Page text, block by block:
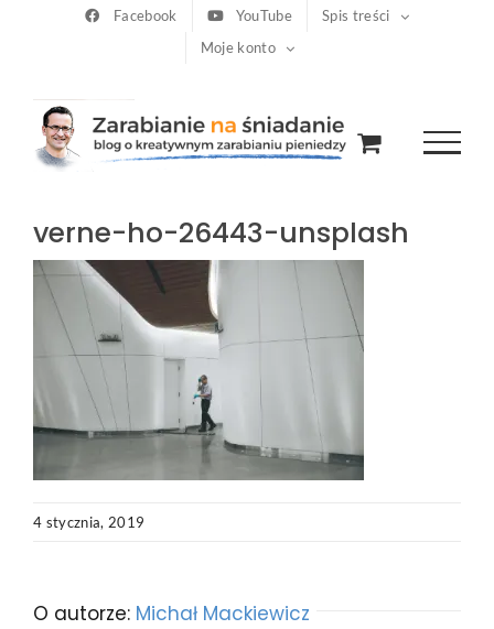
Facebook YouTube
Spis treści
Moje konto
verne-ho-26443-unsplash
4 stycznia, 2019
O autorze: Michał Mackiewicz